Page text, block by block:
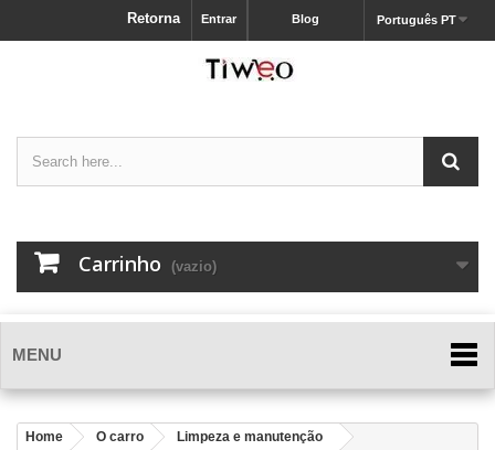
Português PT
Blog
Entrar
Retorna
Carrinho (vazio)
MENU
Home O carro
Limpeza e manutenção